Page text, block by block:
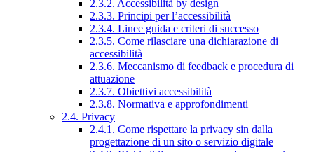
2.3.2. Accessibilità by design
2.3.3. Principi per l’accessibilità
2.3.4. Linee guida e criteri di successo
2.3.5. Come rilasciare una dichiarazione di
accessibilità
2.3.6. Meccanismo di feedback e procedura di
attuazione
2.3.7. Obiettivi accessibilità
2.3.8. Normativa e approfondimenti
2.4. Privacy
2.4.1. Come rispettare la privacy sin dalla
progettazione di un sito o servizio digitale